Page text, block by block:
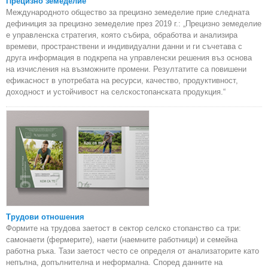
Международното общество за прецизно земеделие прие следната
дефиниция за прецизно земеделие през 2019 г.: „Прецизно земеделие
е управленска стратегия, която събира, обработва и анализира
времеви, пространствени и индивидуални данни и ги съчетава с
друга информация в подкрепа на управленски решения въз основа
на изчисления на възможните промени. Резултатите са повишени
ефикасност в употребата на ресурси, качество, продуктивност,
доходност и устойчивост на селскостопанската продукция.“
Трудови отношения
Формите на трудова заетост в сектор селско стопанство са три:
самонаети (фермерите), наети (наемните работници) и семейна
работна ръка. Тази заетост често се определя от анализаторите като
непълна, допълнителна и неформална. Според данните на